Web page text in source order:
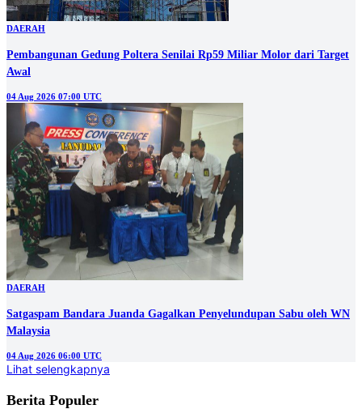
DAERAH
Pembangunan Gedung Poltera Senilai Rp59 Miliar Molor dari Target
Awal
04 Aug 2026 07:00 UTC
DAERAH
Satgaspam Bandara Juanda Gagalkan Penyelundupan Sabu oleh WN
Malaysia
04 Aug 2026 06:00 UTC
Lihat selengkapnya
Berita Populer